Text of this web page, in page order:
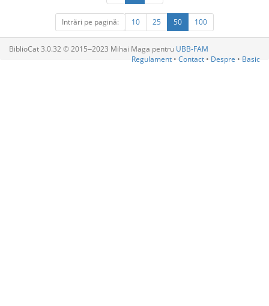
Intrări pe pagină: 10 25 50 100
BiblioCat 3.0.32 © 2015‒2023 Mihai Maga pentru UBB-FAM
Regulament • Contact • Despre • Basic